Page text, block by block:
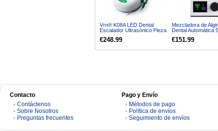
Vrn® K08A LED Dental
Escalador Ultrasónico Pieza
€248.99
Mezcladora de
Dental Automática
€151.99
Contacto
Contáctenos
Sobre Nosotros
Preguntas frecuentes
Pago y Envío
Métodos de pago
Política de envíos
Seguimiento de envíos